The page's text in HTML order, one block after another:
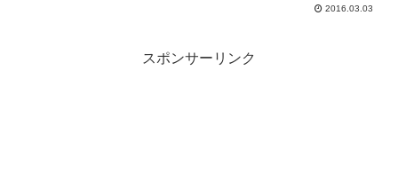
2016.03.03
スポンサーリンク